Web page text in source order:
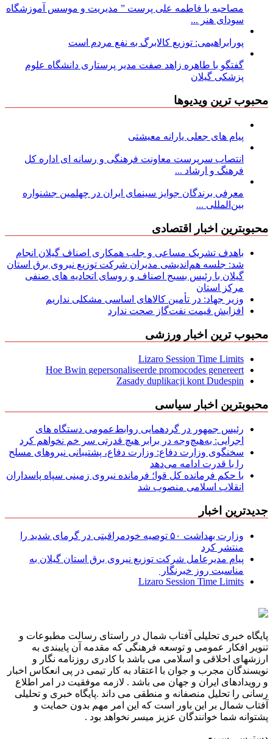
مصاحبه با فاطمه علی پرست ” مدیریت و موسس آموزشگاه
سودای هنر ...
پورابراهیمی: توزیع کالابرگ به نفع مردم است
گفتگو با طاهره زاهد صفت مدیر پرستاری دانشگاه علوم
پزشکی گیلان
محبوب ترین ویدیوها
پیام های جعلی یارانه معیشتی
انتصاب سرپرست معاونت فرهنگی و رسانه ای اداره کل
فرهنگ و ارشاد ...
معرفی برندگان جوایز سینمای ایران در چهلمین جشنواره
بین‌المللی ...
محبوبترین اخبار اقتصادی
باهدف تشریک مساعی و جلب همکاری اصناف گیلان انجام
شد: جلسه هم‌اندیشی مدیران شركت توزیع نیروی برق استان
گیلان با رئیس بسیج اصناف و روسای اتحادیه های صنفی
مركز استان
وزیر جهاد: در تأمین کالاهای اساسی مشکلی نداریم
افزایش قیمت نفت‌گاز صحت ندارد
محبوب ترین اخبار ورزشی
Lizaro Session Time Limits
Hoe Bwin gepersonaliseerde promocodes genereert
Zasady duplikacji kont Dudespin
محبوبترین اخبار سیاسی
رئیس جمهور در گردهمایی روابط‌عمومی دستگاه های
اجرایی: به‌هیچ‌وجه در برابر هیچ قدرتی سر خم نخواهم کرد
سخنگوی وزارت دفاع: وزارت دفاع، پشتیبانی نیرو‌های مسلح
را با قدرت ادامه می‌دهد
با حکم فرمانده کل قوا؛ فرمانده نیروی زمینی سپاه پاسداران
انقلاب اسلامی منصوب شد
جدیدترین اخبار
وزارت بهداشت ۵۰ توصیه خودمراقبتی در گرمای شدید را
منتشر کرد
پیام مدیرعامل شركت توزیع نیروی برق استان گیلان به
مناسبت روز خبرنگار ‌
Lizaro Session Time Limits
پایگاه خبری تحلیلی آفتاب شمال در راستای رسالت مطبوعات و
تنویر افکار عمومی و توسعه فرهنگی که مقدمه آن پایبندی به
ارزشهای اخلاقی و اسلامی می باشد با کادری روزنامه نگار و
نویسندگان مجرب و جوان با اعتقاد به کار تیمی در پی انعکاس اخبار
و رویدادهای ایران و جهان می باشد . لازمه موفقیت در امر اطلاع
رسانی را تحلیل منصفانه و منطقی می داند .پایگاه خبری و تحلیلی
آفتاب شمال بر این باور است که این امر مهم بدون حمایت و
پشتوانه شما خوانندگان عزیز میسر نخواهد بود .